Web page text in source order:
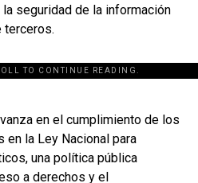
seguridad de la información
terceros.
TO CONTINUE READING.
id="243463"]
en el cumplimiento de los
en la Ley Nacional para
una política pública
a derechos y el